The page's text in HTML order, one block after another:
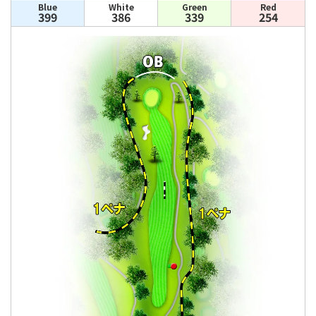
Blue
399
White
386
Green
339
Red
254